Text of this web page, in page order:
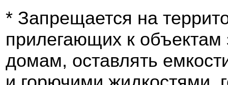
* Запрещается на
прилегающих к
домам, оставлять